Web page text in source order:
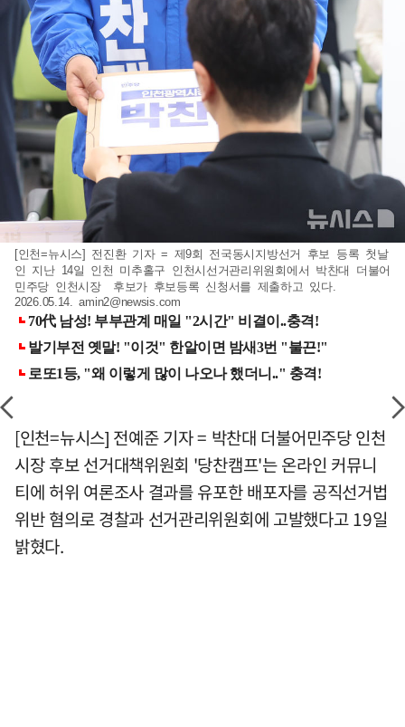
[인천=뉴시스] 전진환 기자 = 제9회 전국동시지방선거 후보 등록 첫날
인 지난 14일 인천 미추홀구 인천시선거관리위원회에서 박찬대 더불어
민주당 인천시장 후보가 후보등록 신청서를 제출하고 있다.
2026.05.14.amin2@newsis.com
[인천=뉴시스] 전예준 기자 = 박찬대 더불어민주당 인천
시장 후보 선거대책위원회 '당찬캠프'는 온라인 커뮤니
티에 허위 여론조사 결과를 유포한 배포자를 공직선거법
위반 혐의로 경찰과 선거관리위원회에 고발했다고 19일
밝혔다.